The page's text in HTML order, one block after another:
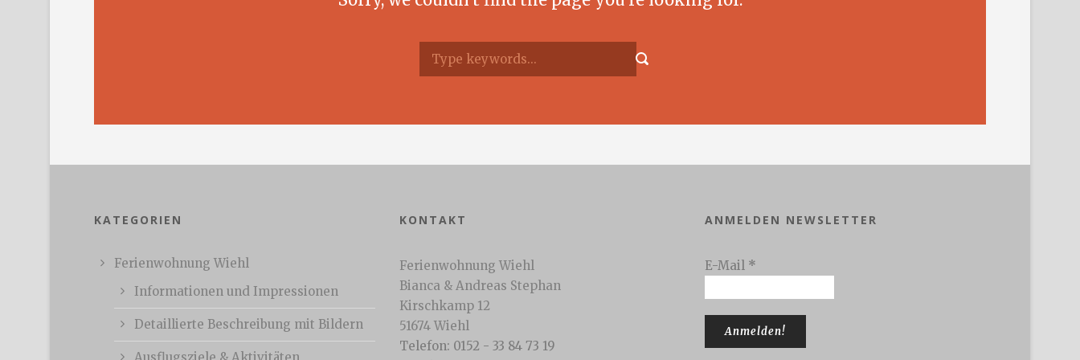
KATEGORIEN
Ferienwohnung Wiehl
Informationen und Impressionen
Detaillierte Beschreibung mit Bildern
KONTAKT
Ferienwohnung Wiehl
Bianca & Andreas Stephan
Kirschkamp 12
51674 Wiehl
Telefon: 0152 - 33 84 73 19
ANMELDEN NEWSLETTER
E-Mail *